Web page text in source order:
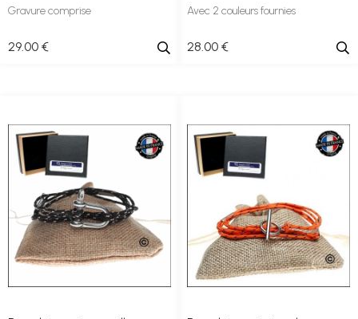
Gravure comprise
29.00 €
Avec 2 couleurs fournies
28.00 €